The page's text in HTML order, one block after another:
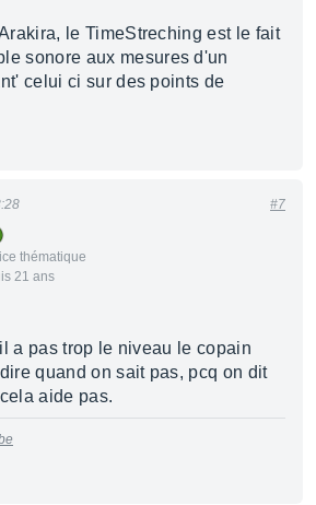
le TimeStreching est le fait
sonore aux mesures d'un
celui ci sur des points de
thématique
21 ans
#7
a pas trop le niveau le copain
quand on sait pas, pcq on dit
aide pas.